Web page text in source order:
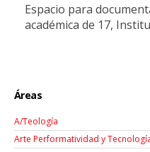
Espacio para
académica de 17,
Áreas
A/Teología
Arte Performatividad y